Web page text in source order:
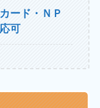
ード・ＮＰ
可